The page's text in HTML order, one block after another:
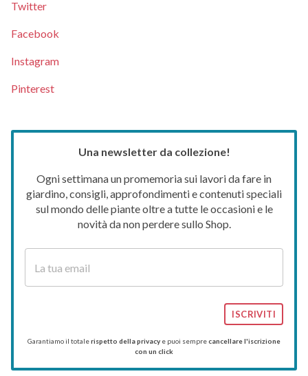
Twitter
Facebook
Instagram
Pinterest
Una newsletter da collezione!
Ogni settimana un promemoria sui lavori da fare in
giardino, consigli, approfondimenti e contenuti speciali
sul mondo delle piante oltre a tutte le occasioni e le
novità da non perdere sullo Shop.
ISCRIVITI
Garantiamo il totalerispetto della privacy e puoi semprecancellare l'iscrizione
con un click